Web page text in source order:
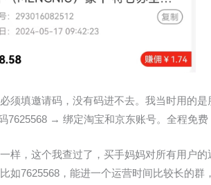
须填邀请码，没有码进不去。我当时用的
→ 绑定淘宝和京东账号。全程免费
样，这个我查过了，买手妈妈对所有用户
如7625568，能进一个运营时间比较长的